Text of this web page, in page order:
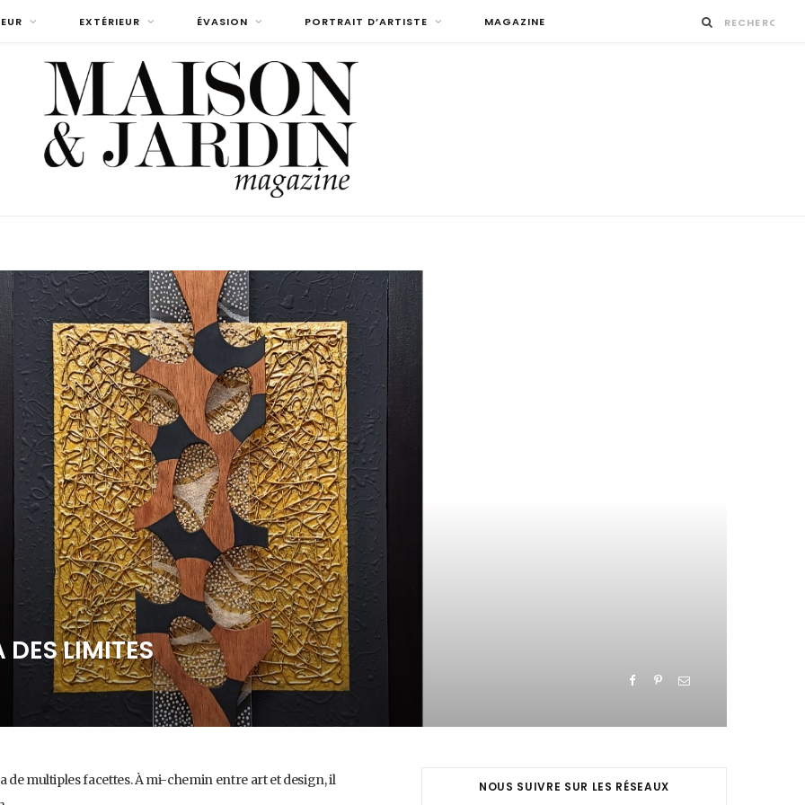
EXTÉRIEUR ÉVASION PORTRAIT D’ARTISTE MAGAZINE
DES LIMITES
de multiples facettes. À mi-chemin entre art et design, il
NOUS SUIVRE SUR LES RÉSEAUX